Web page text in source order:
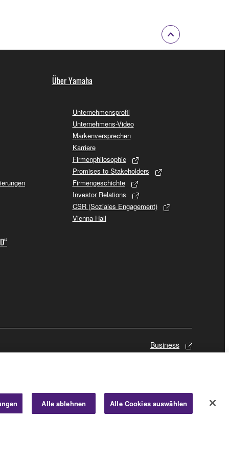
Über Yamaha
Unternehmensprofil
Unternehmens-Video
Markenversprechen
Karriere
Firmenphilosophie
Promises to Stakeholders
Firmengeschichte
Investor Relations
CSR (Soziales Engagement)
Vienna Hall
Business
Alle ablehnen Alle Cookies auswählen